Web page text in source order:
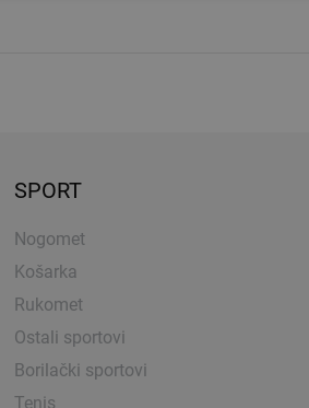
SPORT
Nogomet
Košarka
Rukomet
Ostali sportovi
Borilački sportovi
Tenis